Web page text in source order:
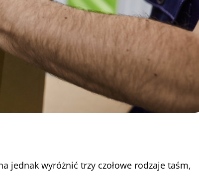
jednak wyróżnić trzy czołowe rodzaje taśm,